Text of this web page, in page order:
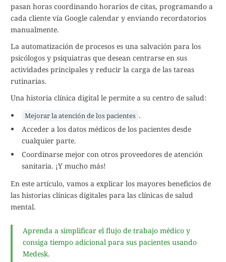
pasan horas coordinando horarios de citas, programando a
cada cliente vía Google calendar y enviando recordatorios
manualmente.
La automatización de procesos es una salvación para los
psicólogos y psiquiatras que desean centrarse en sus
actividades principales y reducir la carga de las tareas
rutinarias.
Una historia clínica digital le permite a su centro de salud:
Mejorar la atención de los pacientes .
Acceder a los datos médicos de los pacientes desde
cualquier parte.
Coordinarse mejor con otros proveedores de atención
sanitaria. ¡Y mucho más!
En este artículo, vamos a explicar los mayores beneficios de
las historias clínicas digitales para las clínicas de salud
mental.
Aprenda a simplificar el flujo de trabajo médico y
consiga tiempo adicional para sus pacientes usando
Medesk.